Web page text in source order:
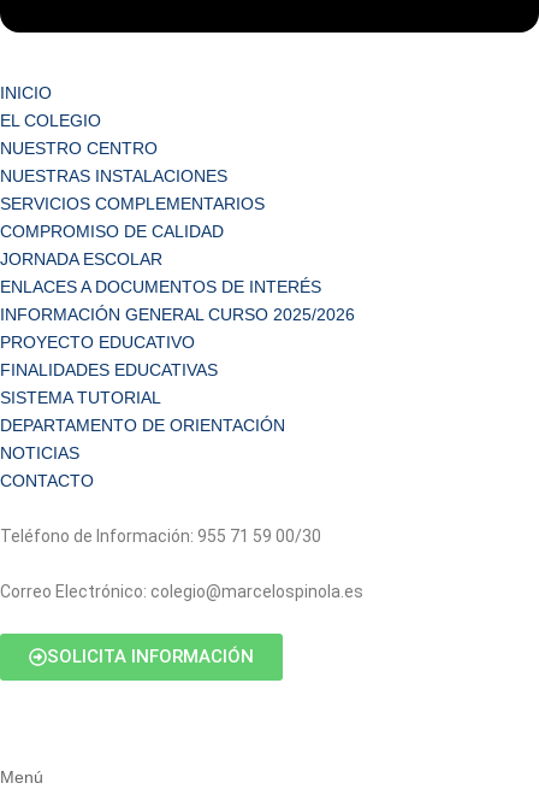
INICIO
EL COLEGIO
NUESTRO CENTRO
NUESTRAS INSTALACIONES
SERVICIOS COMPLEMENTARIOS
COMPROMISO DE CALIDAD
JORNADA ESCOLAR
ENLACES A DOCUMENTOS DE INTERÉS
INFORMACIÓN GENERAL CURSO 2025/2026
PROYECTO EDUCATIVO
FINALIDADES EDUCATIVAS
SISTEMA TUTORIAL
DEPARTAMENTO DE ORIENTACIÓN
NOTICIAS
CONTACTO
Teléfono de Información: 955 71 59 00/30
Correo Electrónico: colegio@marcelospinola.es
SOLICITA INFORMACIÓN
Menú